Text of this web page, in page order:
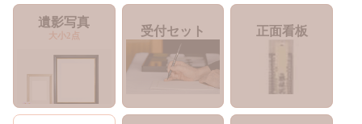
遺影写真
大小2点 受付セット 正面看板